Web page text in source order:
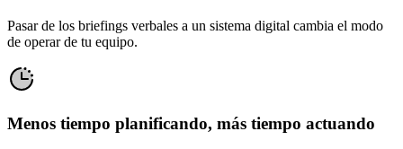
Pasar de los briefings verbales a un sistema digital cambia el modo
de operar de tu equipo.
Menos tiempo planificando, más tiempo actuando